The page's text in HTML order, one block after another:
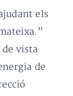
els
vista
de